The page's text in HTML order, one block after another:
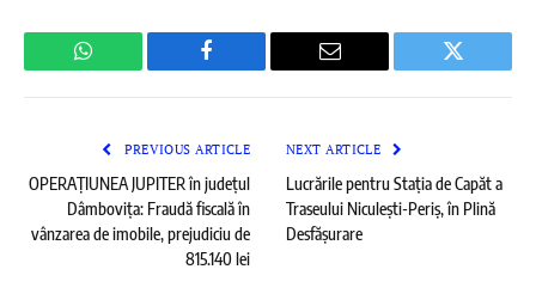
WhatsApp Facebook Email Twitter
PREVIOUS ARTICLE
OPERAȚIUNEA JUPITER în județul
Dâmbovița: Fraudă fiscală în
vânzarea de imobile, prejudiciu de
815.140 lei
NEXT ARTICLE
Lucrările pentru Stația de Capăt a
Traseului Niculești-Periș, în Plină
Desfășurare